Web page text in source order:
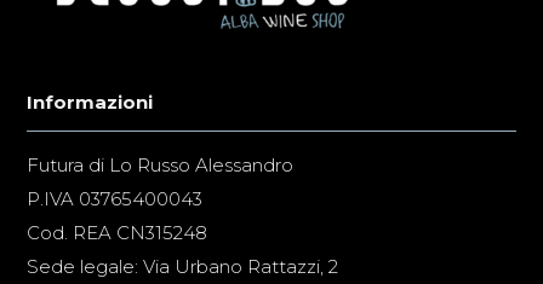
Informazioni
Futura di Lo Russo Alessandro
P.IVA 03765400043
Cod. REA CN315248
Sede legale: Via Urbano Rattazzi, 2